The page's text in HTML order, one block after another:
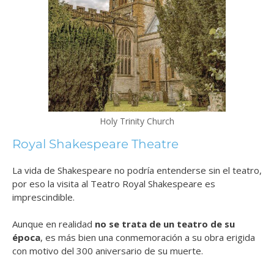
Holy Trinity Church
Royal Shakespeare Theatre
La vida de Shakespeare no podría entenderse sin el teatro,
por eso la visita al Teatro Royal Shakespeare es
imprescindible.
Aunque en realidad no se trata de un teatro de su
época, es más bien una conmemoración a su obra erigida
con motivo del 300 aniversario de su muerte.